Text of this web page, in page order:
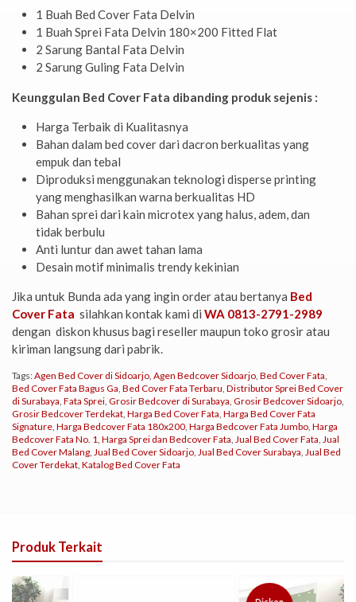
1 Buah Bed Cover Fata Delvin
1 Buah Sprei Fata Delvin 180×200 Fitted Flat
2 Sarung Bantal Fata Delvin
2 Sarung Guling Fata Delvin
Keunggulan Bed Cover Fata dibanding produk sejenis :
Harga Terbaik di Kualitasnya
Bahan dalam bed cover dari dacron berkualitas yang
empuk dan tebal
Diproduksi menggunakan teknologi disperse printing
yang menghasilkan warna berkualitas HD
Bahan sprei dari kain microtex yang halus, adem, dan
tidak berbulu
Anti luntur dan awet tahan lama
Desain motif minimalis trendy kekinian
Jika untuk Bunda ada yang ingin order atau bertanya Bed
Cover Fata silahkan kontak kami di WA 0813-2791-2989
dengan diskon khusus bagi reseller maupun toko grosir atau
kiriman langsung dari pabrik.
Tags:Agen Bed Cover di Sidoarjo Agen Bedcover Sidoarjo Bed Cover Fata
Bed Cover Fata Bagus Ga Bed Cover Fata Terbaru Distributor Sprei Bed Cover
di Surabaya Fata Sprei Grosir Bedcover di Surabaya Grosir Bedcover Sidoarjo
Grosir Bedcover Terdekat Harga Bed Cover Fata Harga Bed Cover Fata
Signature Harga Bedcover Fata 180x200 Harga Bedcover Fata Jumbo Harga
Bedcover Fata No. 1 Harga Sprei dan Bedcover Fata Jual Bed Cover Fata Jual
Bed Cover Malang Jual Bed Cover Sidoarjo Jual Bed Cover Surabaya Jual Bed
Cover Terdekat Katalog Bed Cover Fata
Produk Terkait